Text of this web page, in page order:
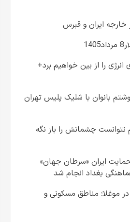
خارجه ایران و قبرس
انرژی را از بین خواهیم برد+
بانوان با شلیک پلیس تهران
نتوانست چشمانش را باز نگه
ایران «سرطان جهان»
بغداد انجام شد
موغلا؛ مناطق مسکونی و